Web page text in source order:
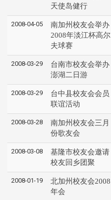
天使岛健行
2008-04-05
南加州校友会举办
2008年淡江杯高尔
夫球赛
2008-03-29
台南市校友会举办
澎湖二日游
2008-03-29
台中县校友会会员
联谊活动
2008-03-28
南加州校友会三月
份歌友会
2008-03-08
基隆市校友会邀请
校友回乡团聚
2008-01-19
北加州校友会2008
年会